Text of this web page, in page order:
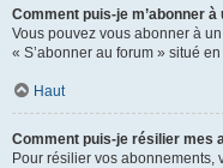
Comment puis-je m’abonner
Vous pouvez vous abonner à
« S’abonner au forum » situé
Haut
Comment puis-je résilier mes
Pour résilier vos